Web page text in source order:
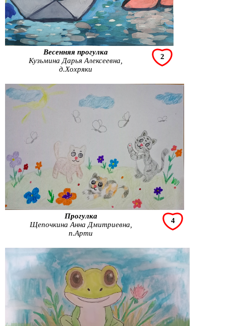
2
Весенняя прогулка
Кузьмина Дарья Алексеевна,
д.Хохряки
4
Прогулка
Щепочкина Анна Дмитриевна,
п.Арти